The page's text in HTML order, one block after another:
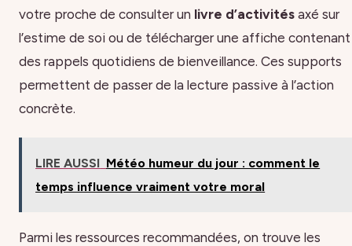
votre proche de consulter un livre d’activités axé sur
l’estime de soi ou de télécharger une affiche contenant
des rappels quotidiens de bienveillance. Ces supports
permettent de passer de la lecture passive à l’action
concrète.
LIRE AUSSI Météo humeur du jour : comment le
temps influence vraiment votre moral
Parmi les ressources recommandées, on trouve les